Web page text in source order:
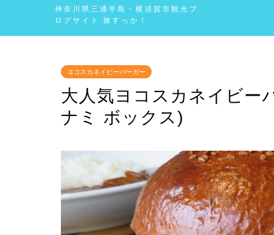
神奈川県三浦半島・横須賀市観光ブ
ログサイト 旅すっか！
ヨコスカネイビーバーガー
大人気ヨコスカネイビー
ナミ ボックス)